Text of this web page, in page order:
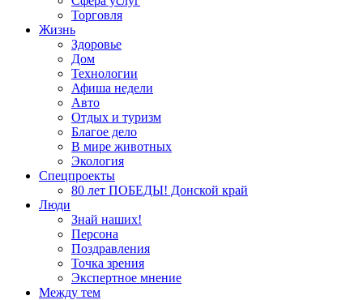
Торговля
Жизнь
Здоровье
Дом
Технологии
Афиша недели
Авто
Отдых и туризм
Благое дело
В мире животных
Экология
Спецпроекты
80 лет ПОБЕДЫ! Донской край
Люди
Знай наших!
Персона
Поздравления
Точка зрения
Экспертное мнение
Между тем